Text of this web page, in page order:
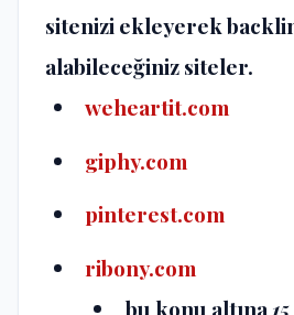
sitenizi ekleyerek
alabileceğiniz siteler.
weheartit.com
giphy.com
pinterest.com
ribony.com
bu konu altına